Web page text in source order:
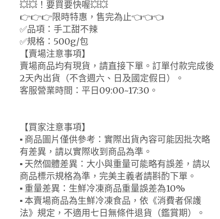
💥💥！要買要快喔💥💥
👉👉👉限時特惠，售完為止👈👈👈
✅品項：手工甜不辣
✅規格：500g/包
【賣場注意事項】
賣場商品均有現貨，請直接下單。訂單付款完成後
2天內出貨（不含週六、日及國定假日）。
客服營業時間：平日09:00~17:30。
【買家注意事項】
▪ 商品圖片僅供參考：實際出貨內容可能因批次略
有差異，請以實際收到商品為準。
▪ 天然個體差異：大小與重量可能略有誤差，請以
商品標示規格為準，完美主義者請斟酌下單。
▪ 重量差異：生鮮冷凍商品重量誤差為10%
▪ 本賣場商品為生鮮冷凍食品，依《消費者保護
法》規定，不適用七日無條件退貨（鑑賞期）。